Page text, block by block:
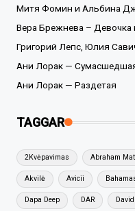
Митя Фомин и Альбина
Вера Брежнева – Девочка
Григорий Лепс, Юлия
Ани Лорак —
Ани Лорак — Раздетая
TAGGAR
2Kvėpavimas Abraham
Akvilė Avicii
Dapa Deep DAR